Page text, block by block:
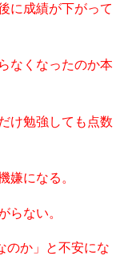
に成績が下がって
なくなったのか本
け勉強しても点数
嫌になる。
らない。
のか」と不安にな